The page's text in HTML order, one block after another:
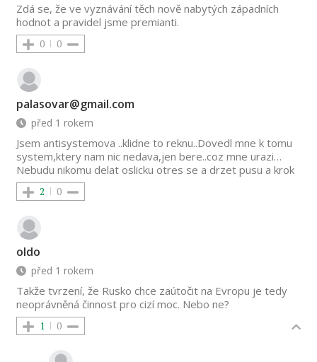
Zdá se, že ve vyznávání těch nově nabytých západních
hodnot a pravidel jsme premianti.
0 0
palasovar@gmail.com
před 1 rokem
Jsem antisystemova ..klidne to reknu..Dovedl mne k tomu
system,ktery nam nic nedava,jen bere..coz mne urazi…
Nebudu nikomu delat oslicku otres se a drzet pusu a krok
2 0
oldo
před 1 rokem
Takže tvrzení, že Rusko chce zaútočit na Evropu je tedy
neoprávněná činnost pro cizí moc. Nebo ne?
1 0